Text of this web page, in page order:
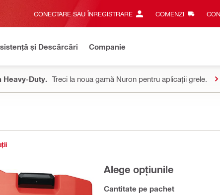
CONECTARE SAU ÎNREGISTRARE COMENZI
și Descărcări Companie
Heavy-Duty. Treci la noua gamă Nuron pentru aplicații grele.
Alege opțiunile
Cantitate pe pachet